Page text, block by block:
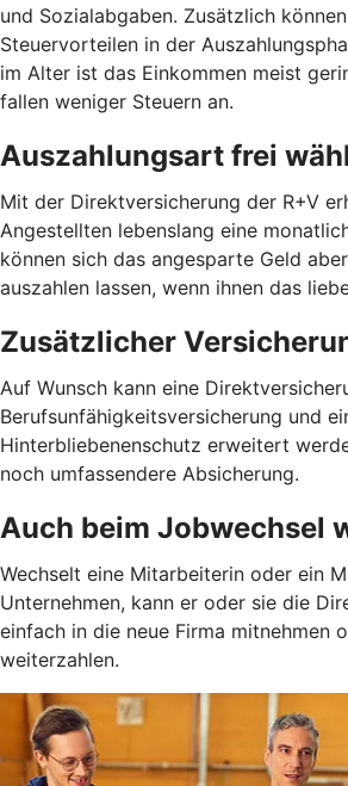
und Sozialabgaben. Zusätzlich
Steuervorteilen in der
im Alter ist das Einkommen meist
fallen weniger Steuern an.
Auszahlungsart frei
Mit der Direktversicherung der R+V
Angestellten lebenslang eine
können sich das angesparte Geld
auszahlen lassen, wenn ihnen das
Zusätzlicher
Auf Wunsch kann eine
Berufsunfähigkeitsversicherung und
Hinterbliebenenschutz erweitert
noch umfassendere Absicherung.
Auch beim Jobwechsel
Wechselt eine Mitarbeiterin oder ein
Unternehmen, kann er oder sie die
einfach in die neue Firma mitnehmen
weiterzahlen.